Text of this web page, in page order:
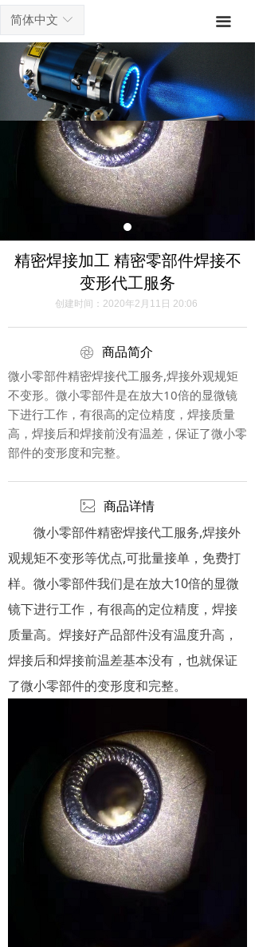
끀
首页
激光焊接加工
激光打标加工
激光刻字加工
激光技术
联系我们
ꀅ
简体中文
精密焊接加工 精密零部件焊接不
变形代工服务
商品简介
创建时间： 2020年2月11日 20:06
微小零部件精密焊接代工服务,焊接外观规矩
不变形。微小零部件是在放大10倍的显微镜
下进行工作，有很高的定位精度，焊接质量
高，焊接后和焊接前没有温差，保证了微小零
部件的变形度和完整。
商品详情
微小零部件精密焊接代工服务,焊接外
观规矩不变形等优点,可批量接单，免费打
样。微小零部件我们是在放大10倍的显微
镜下进行工作，有很高的定位精度，焊接
质量高。焊接好产品部件没有温度升高，
焊接后和焊接前温差基本没有，也就保证
了微小零部件的变形度和完整。
ꁵ
ꂈ